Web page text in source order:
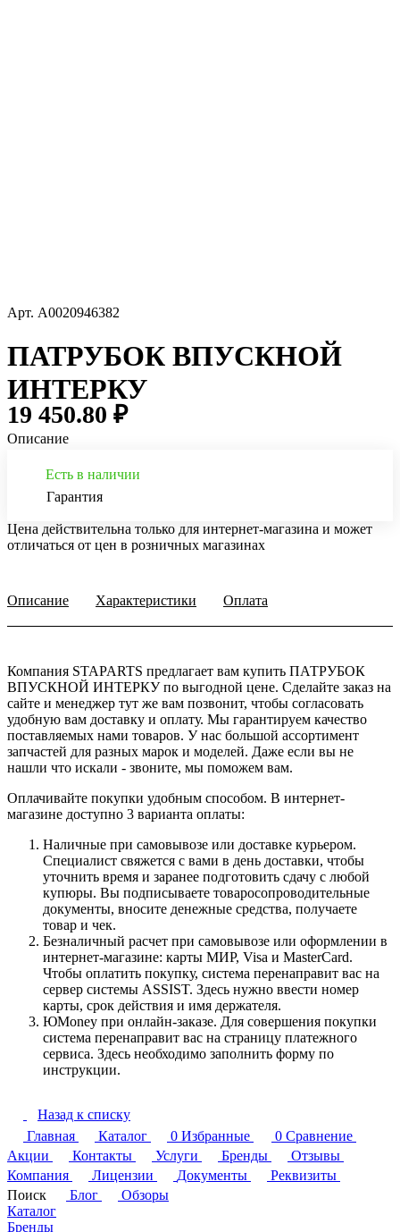
Арт. A0020946382
ПАТРУБОК ВПУСКНОЙ
ИНТЕРКУ
19 450.80 ₽
Описание
Есть в наличии
Гарантия
Цена действительна только для интернет-магазина и может
отличаться от цен в розничных магазинах
Описание Характеристики Оплата
Компания STAPARTS предлагает вам купить ПАТРУБОК
ВПУСКНОЙ ИНТЕРКУ по выгодной цене. Сделайте заказ на
сайте и менеджер тут же вам позвонит, чтобы согласовать
удобную вам доставку и оплату. Мы гарантируем качество
поставляемых нами товаров. У нас большой ассортимент
запчастей для разных марок и моделей. Даже если вы не
нашли что искали - звоните, мы поможем вам.
Оплачивайте покупки удобным способом. В интернет-
магазине доступно 3 варианта оплаты:
Наличные при самовывозе или доставке курьером.
Специалист свяжется с вами в день доставки, чтобы
уточнить время и заранее подготовить сдачу с любой
купюры. Вы подписываете товаросопроводительные
документы, вносите денежные средства, получаете
товар и чек.
Безналичный расчет при самовывозе или оформлении в
интернет-магазине: карты МИР, Visa и MasterCard.
Чтобы оплатить покупку, система перенаправит вас на
сервер системы ASSIST. Здесь нужно ввести номер
карты, срок действия и имя держателя.
ЮMoney при онлайн-заказе. Для совершения покупки
система перенаправит вас на страницу платежного
сервиса. Здесь необходимо заполнить форму по
инструкции.
Назад к списку
Главная
Каталог 0 Избранные 0 Сравнение
Акции
Контакты Услуги Бренды
Отзывы
Компания
Лицензии Документы
Реквизиты
Поиск
Блог
Обзоры
Каталог
Бренды